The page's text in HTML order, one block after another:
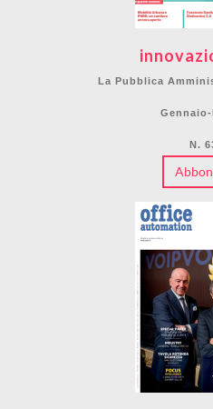
La Pubblica
Gennaio-
N.